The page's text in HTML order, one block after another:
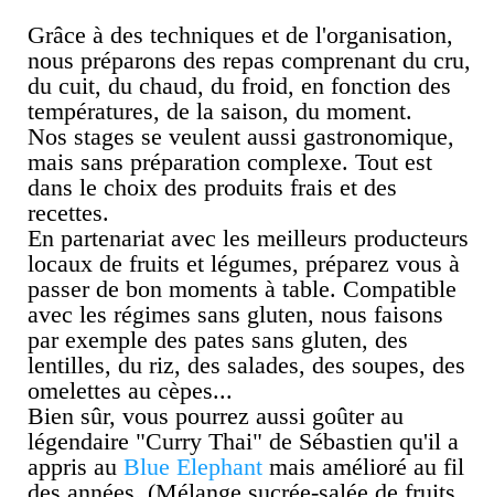
Grâce à des techniques et de l'organisation,
nous préparons des repas comprenant du cru,
du cuit, du chaud, du froid, en fonction des
températures, de la saison, du moment.
Nos stages se veulent aussi gastronomique,
mais sans préparation complexe. Tout est
dans le choix des produits frais et des
recettes.
En partenariat avec les meilleurs producteurs
locaux de fruits et légumes, préparez vous à
passer de bon moments à table. Compatible
avec les régimes sans gluten, nous faisons
par exemple des pates sans gluten, des
lentilles, du riz, des salades, des soupes, des
omelettes au cèpes...
Bien sûr, vous pourrez aussi goûter au
légendaire "Curry Thai" de Sébastien qu'il a
appris au Blue Elephant mais amélioré au fil